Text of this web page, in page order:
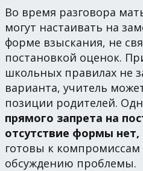
Во время разговора
могут настаивать на
форме взыскания, не
постановкой оценок.
школьных правилах не
варианта, учитель
позиции родителей.
прямого запрета на
отсутствие формы нет,
готовы к
обсуждению проблемы.